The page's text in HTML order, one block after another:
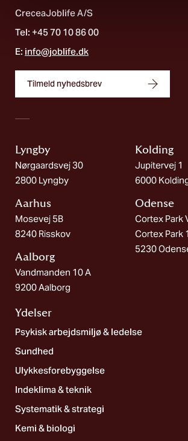
CreceaJoblife A/S
Tel: +45 70 10 86 00
E: info@joblife.dk
Tilmeld nyhedsbrev
Lyngby
Nørgaardsvej 30
2800 Lyngby
Aarhus
Mosevej 5B
8240 Risskov
Aalborg​
Vandmanden 10 A
9200 Aalborg
Kolding​
Jupitervej 1
6000
Odense
Cortex Park
Cortex Park
5230
Ydelser
Psykisk arbejdsmiljø & ledelse
Sundhed
Ulykkesforebyggelse
Indeklima & teknik
Systematik & strategi
Kemi & biologi